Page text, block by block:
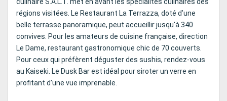
régions visitées. Le Restaurant La Terrazza, doté d’une
belle terrasse panoramique, peut accueillir jusqu'à 340
convives. Pour les amateurs de cuisine française, direction
Le Dame, restaurant gastronomique chic de 70 couverts.
Pour ceux qui préfèrent déguster des sushis, rendez-vous
au Kaiseki. Le Dusk Bar est idéal pour siroter un verre en
profitant d’une vue imprenable.